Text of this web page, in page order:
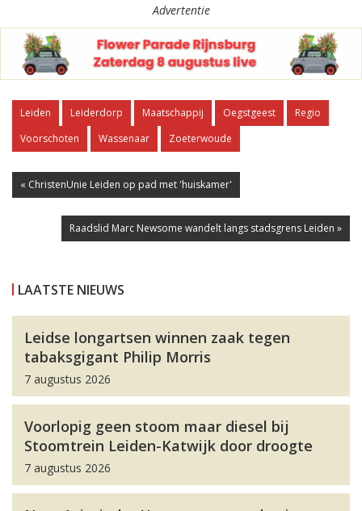
Advertentie
Leiden Leiderdorp Maatschappij Oegstgeest
Regio
Voorschoten
Wassenaar Zoeterwoude
« ChristenUnie Leiden op pad met 'huiskamer'
Raadslid Marc Newsome wandelt langs stadsgrens Leiden »
LAATSTE NIEUWS
Leidse longartsen winnen zaak tegen
tabaksgigant Philip Morris
7 augustus 2026
Voorlopig geen stoom maar diesel bij
Stoomtrein Leiden-Katwijk door droogte
7 augustus 2026